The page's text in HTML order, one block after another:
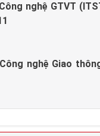
nghệ GTVT
nghệ Giao